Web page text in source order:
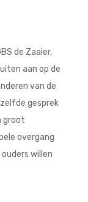
de Zaaier,
aan op de
van de
gesprek
groot
overgang
willen